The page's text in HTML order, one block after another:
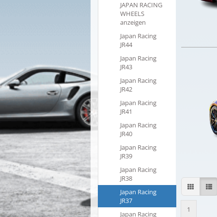
1
JAPAN RACING
WHEELS
anzeigen
Japan Racing
JR44
Japan Racing
JR43
Japan Racing
JR42
Japan Racing
JR41
Japan Racing
JR40
Japan Racing
JR39
Japan Racing
JR38
Japan Racing
JR37
Japan Racing